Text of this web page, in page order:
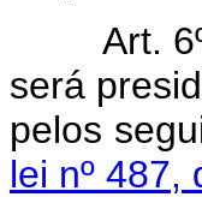
Art.
será
pelos
lei nº 487,